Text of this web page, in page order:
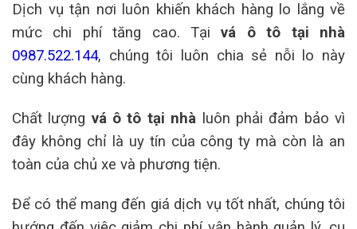
Dịch vụ tận nơi luôn khiến khách hàng lo lắng về
mức chi phí tăng cao. Tạivá ô tô tại nhà
0987.522.144, chúng tôi luôn chia sẻ nỗi lo này
cùng khách hàng.
Chất lượng vá ô tô tại nhà luôn phải đảm bảo vì
đây không chỉ là uy tín của công ty mà còn là an
toàn của chủ xe và phương tiện.
Để có thể mang đến giá dịch vụ tốt nhất, chúng tôi